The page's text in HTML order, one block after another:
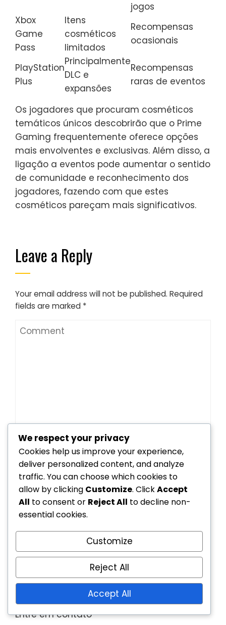
jogos
Xbox
Game
Pass
Itens
cosméticos
limitados
Recompensas
ocasionais
PlayStation
Plus
Principalmente
DLC e
expansões
Recompensas
raras de eventos
Os jogadores que procuram cosméticos
temáticos únicos descobrirão que o Prime
Gaming frequentemente oferece opções
mais envolventes e exclusivas. Além disso, a
ligação a eventos pode aumentar o sentido
de comunidade e reconhecimento dos
jogadores, fazendo com que estes
cosméticos pareçam mais significativos.
Leave a Reply
Your email address will not be published. Required
fields are marked *
Save my name, email, and website in this
browser for the next time I comment.
Entre em contato
We respect your privacy
Cookies help us improve your experience,
deliver personalized content, and analyze
traffic. You can choose which cookies to
allow by clicking Customize. ClickAccept
All to consent or Reject All to decline non-
essential cookies.
Customize
Reject All
Accept All